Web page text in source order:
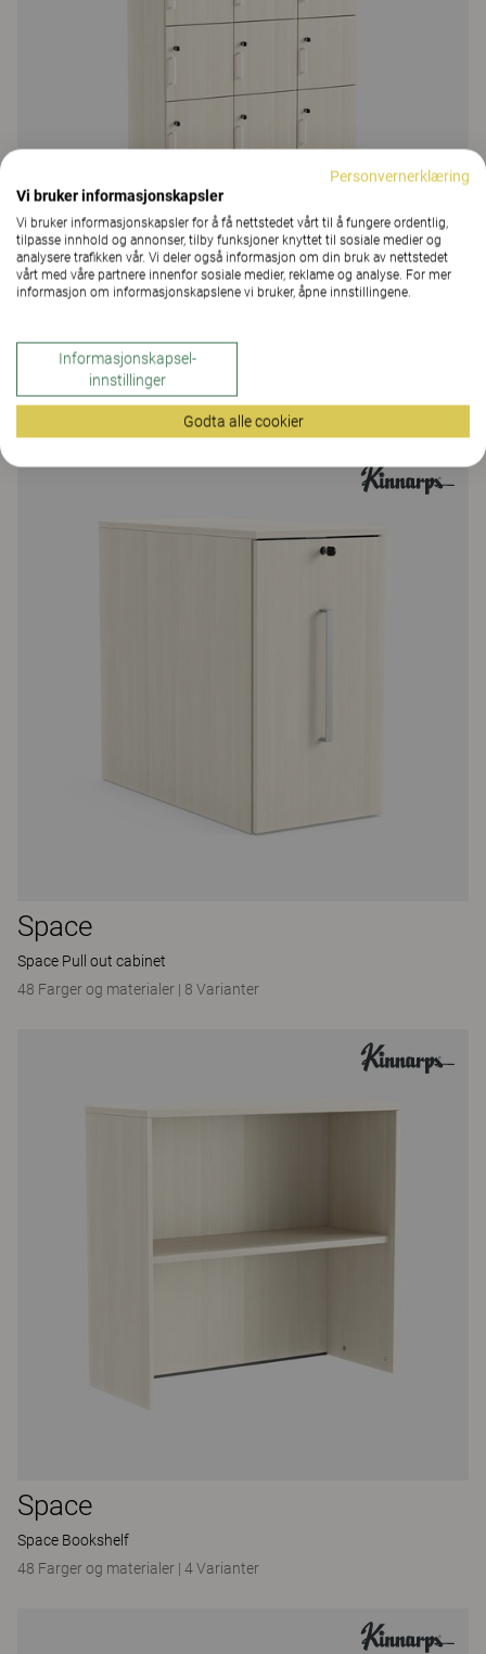
Space
Space personlig oppbevaring
48 Farger og materialer|177 Varianter
Space
Space Pull out cabinet
48 Farger og materialer | 8 Varianter
Space
Space Bookshelf
48 Farger og materialer | 4 Varianter
Personvernerklæring
Vi bruker informasjonskapsler
Vi bruker informasjonskapsler for å få nettstedet vårt til å fungere ordentlig,
tilpasse innhold og annonser, tilby funksjoner knyttet til sosiale medier og
analysere trafikken vår. Vi deler også informasjon om din bruk av nettstedet
vårt med våre partnere innenfor sosiale medier, reklame og analyse. For mer
informasjon om informasjonskapslene vi bruker, åpne innstillingene.
Informasjonskapsel-
innstillinger
Godta alle cookier